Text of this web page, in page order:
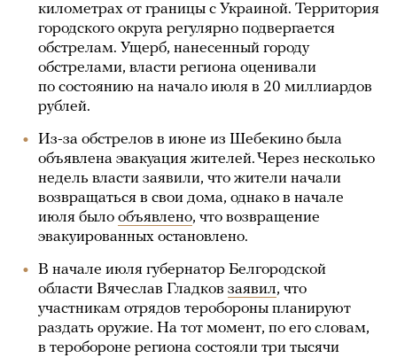
километрах от границы с Украиной. Территория
городского округа регулярно подвергается
обстрелам. Ущерб, нанесенный городу
обстрелами, власти региона оценивали
по состоянию на начало июля в 20 миллиардов
рублей.
Из-за обстрелов в июне из Шебекино была
объявлена эвакуация жителей. Через несколько
недель власти заявили, что жители начали
возвращаться в свои дома, однако в начале
июля было объявлено, что возвращение
эвакуированных остановлено.
В начале июля губернатор Белгородской
области Вячеслав Гладков заявил, что
участникам отрядов теробороны планируют
раздать оружие. На тот момент, по его словам,
в теробороне региона состояли три тысячи